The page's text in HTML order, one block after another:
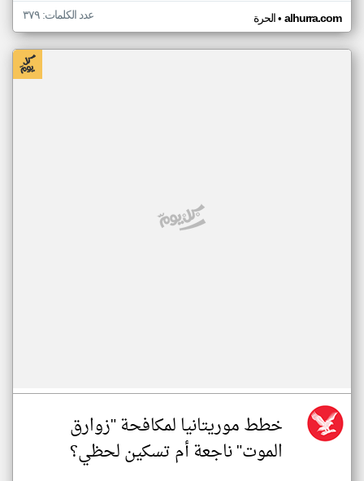
الحرة• alhurra.com عدد الكلمات: ٣٧٩
خطط موريتانيا لمكافحة "زوارق
الموت" ناجعة أم تسكين لحظي؟